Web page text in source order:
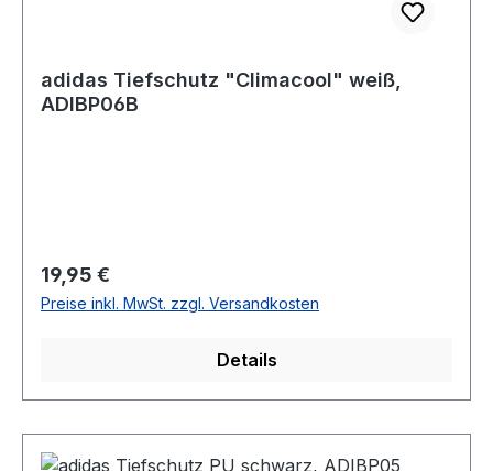
adidas Tiefschutz "Climacool" weiß,
ADIBP06B
Regulärer Preis:
19,95 €
Preise inkl. MwSt. zzgl. Versandkosten
Details